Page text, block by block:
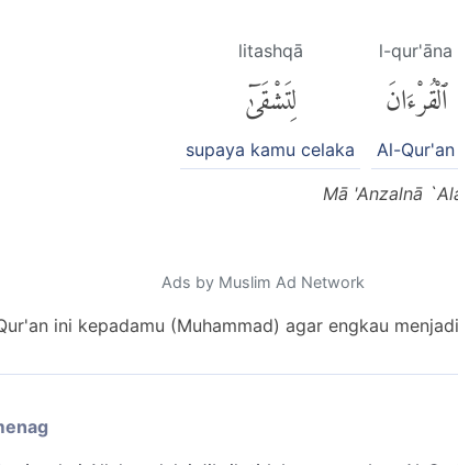
l-qur'āna
ٱلْقُرْءَانَ
Al-Qur'an
litashqā
لِتَشْقَىٰٓ
supaya kamu celaka
Mā 'Anzalnā
Ads by Muslim Ad Network
ini kepadamu (Muhammad) agar engkau